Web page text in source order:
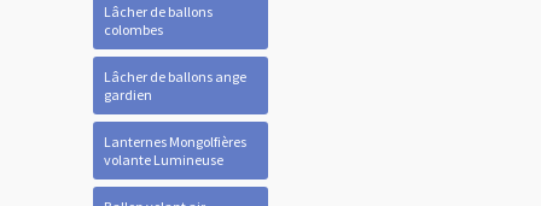
Lâcher de ballons
colombes
Lâcher de ballons ange
gardien
Lanternes Mongolfières
volante Lumineuse